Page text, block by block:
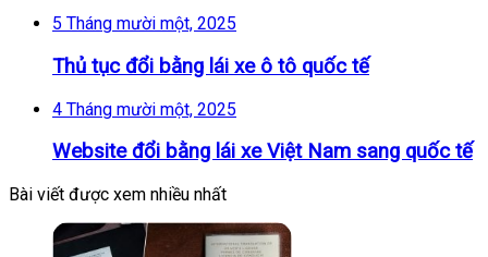
5 Tháng mười một, 2025
Thủ tục đổi bằng lái xe ô tô quốc tế
4 Tháng mười một, 2025
Website đổi bằng lái xe Việt Nam sang quốc tế
Bài viết được xem nhiều nhất